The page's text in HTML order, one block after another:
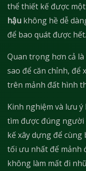
thể thiết kế được
hậu không hề dễ
để bao quát được hết.
Quan trọng hơn cả
sao để căn chỉnh, để
trên mảnh đất hình
Kinh nghiệm và lưu ý
tìm được đúng người
kế xây dựng để
tối ưu nhất để mảnh
không làm mất đi